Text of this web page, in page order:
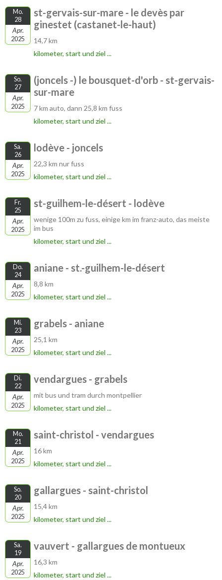
Mo.
28
Apr.
2025
st-gervais-sur-mare - le devès par
ginestet (castanet-le-haut)
14,7 km
kilometer, start und ziel ...
So.
27
Apr.
2025
(joncels -) le bousquet-d'orb - st-gervais-
sur-mare
7 km auto, dann 25,8 km fuss
kilometer, start und ziel ...
Sa.
26
Apr.
2025
lodève - joncels
22,3 km nur fuss
kilometer, start und ziel ...
Fr.
25
Apr.
2025
st-guilhem-le-désert - lodève
wenige 100m zu fuss, einige km im franz-auto, das meiste
im bus
kilometer, start und ziel ...
Do.
24
Apr.
2025
aniane - st.-guilhem-le-désert
8,8 km
kilometer, start und ziel ...
Mi.
23
Apr.
2025
grabels - aniane
25,1 km
kilometer, start und ziel ...
Di.
22
Apr.
2025
vendargues - grabels
mit bus und tram durch montpellier
kilometer, start und ziel ...
Mo.
21
Apr.
2025
saint-christol - vendargues
16 km
kilometer, start und ziel ...
So.
20
Apr.
2025
gallargues - saint-christol
15,4 km
kilometer, start und ziel ...
Sa.
19
Apr.
2025
vauvert - gallargues de montueux
16,3 km
kilometer, start und ziel ...